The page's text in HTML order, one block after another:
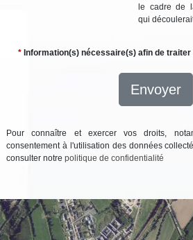
le cadre de
qui
* Information(s) nécessaire(s) afin de
Envoyer
Pour connaître et exercer vos droits,
consentement à l'utilisation des données
consulter notre politique de confidentialité